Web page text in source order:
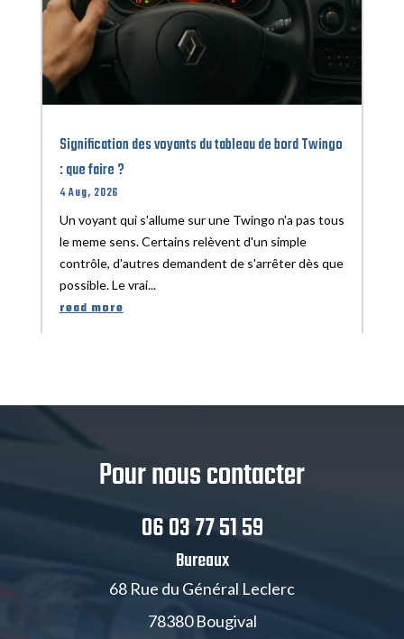
Signification des voyants du tableau de bord Twingo
: que faire ?
4 Aug, 2026
Un voyant qui s'allume sur une Twingo n'a pas tous
le meme sens. Certains relèvent d'un simple
contrôle, d'autres demandent de s'arrêter dès que
possible. Le vrai...
read more
Pour nous contacter
06 03 77 51 59
Bureaux
68 Rue du Général Leclerc
78380 Bougival